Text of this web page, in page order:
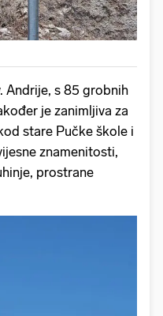
Andrije, s 85 grobnih
je zanimljiva za
stare Pučke škole i
znamenitosti,
prostrane